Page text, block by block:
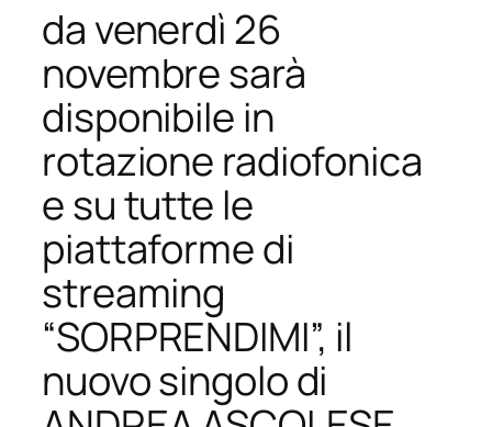
da venerdì 26
novembre sarà
disponibile in
rotazione radiofonica
e su tutte le
piattaforme di
streaming
“SORPRENDIMI”, il
nuovo singolo di